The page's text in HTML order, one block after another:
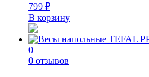
799 ₽
В корзину
0
0 отзывов